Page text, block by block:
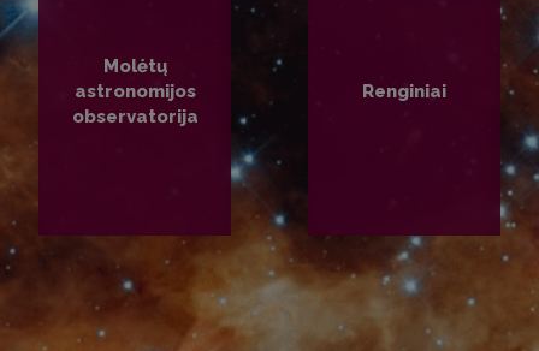
Molėtų
astronomijos
observatorija
Renginiai